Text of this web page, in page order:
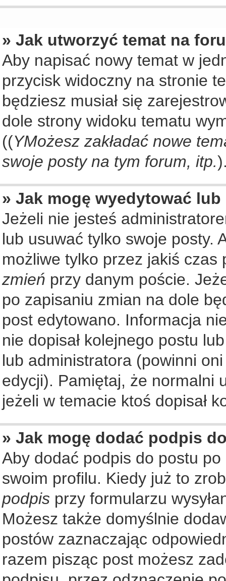
» Jak utworzyć temat na
Aby napisać nowy temat w
przycisk widoczny na stronie
będziesz musiał się
dole strony widoku tematu
((YMożesz zakładać nowe
swoje posty na tym forum, itp.
» Jak mogę wyedytować
Jeżeli nie jesteś
lub usuwać tylko swoje posty.
możliwe tylko przez jakiś
zmień przy danym poście.
po zapisaniu zmian na dole
post edytowano. Informacja
nie dopisał kolejnego postu
lub administratora (powinni
edycji). Pamiętaj, że normalni
jeżeli w temacie ktoś dopisał
» Jak mogę dodać podpis
Aby dodać podpis do postu
swoim profilu. Kiedy już to
podpis przy formularzu
Możesz także domyślnie
postów zaznaczając
razem pisząc post możesz